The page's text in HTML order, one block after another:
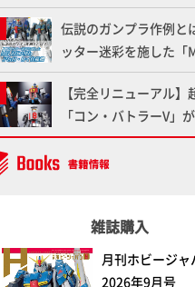
伝説のガンプラ作例と
ッター迷彩を施した「
ダム アムロ・レイ仕様
渡辺がふたたび塗る!!
み】
【完全リニューアル】
「コン・バトラーV」
造形で登場！気になる
品の撮り下ろしでご紹
雑誌購入
月刊ホビージャ
2026年9月号